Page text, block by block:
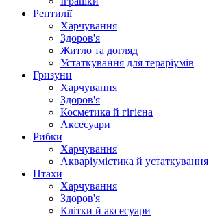
Рептилії
Харчування
Здоров'я
Житло та догляд
Устаткування для тераріумів
Гризуни
Харчування
Здоров'я
Косметика й гігієна
Аксесуари
Рибки
Харчування
Акваріумістика й устаткування
Птахи
Харчування
Здоров'я
Клітки й аксесуари